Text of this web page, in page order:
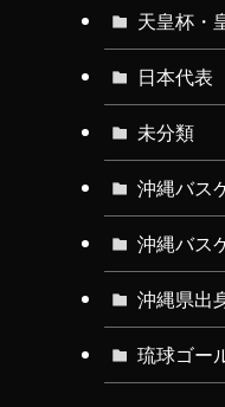
天皇杯・
日本代表
未分類
沖縄バス
沖縄バス
沖縄県出
琉球ゴー